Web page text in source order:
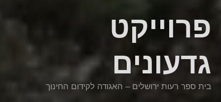
פרוייקט
גדעונים
בית ספר רעות ירושלים – האגודה לקידום החינוך